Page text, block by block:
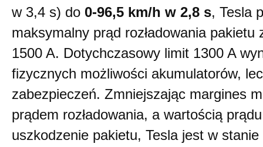
w 3,4 s) do 0-96,5 km/h w 2,8 s, Tesla
maksymalny prąd rozładowania pakietu
1500 A. Dotychczasowy limit 1300 A
fizycznych możliwości akumulatorów,
zabezpieczeń. Zmniejszając margines
prądem rozładowania, a wartością
uszkodzenie pakietu, Tesla jest w